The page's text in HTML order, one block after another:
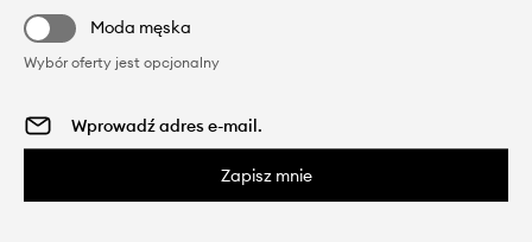
Moda męska
Wybór oferty jest opcjonalny
Zapisz mnie